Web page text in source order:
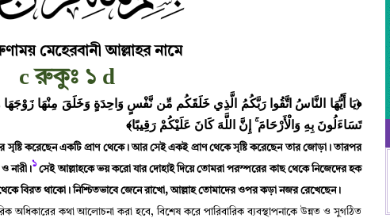
মেহেরবানী আল্লাহর নামে
c রুকুঃ ১ d
﴿يَا أَيُّهَا النَّاسُ اتَّقُوا رَبَّكُمُ الَّذِي خَلَقَكُم مِّن نَّفْسٍ وَاحِدَةٍ وَخَلَقَ مِنْهَا زَوْجَهَا
تَسَاءَلُونَ بِهِ وَالْأَرْحَامَ ۚ إِنَّ اللَّهَ كَانَ عَلَيْكُمْ رَقِيبًا﴾
সৃষ্টি করেছেন একটি প্রাণ থেকে।আর সেই একই প্রাণ থেকে সৃষ্টি করেছেন তার জোড়া।তারপর
নারী ।১ সেই আল্লাহকে ভয় করো যার দোহাই দিয়ে তোমরা পরস্পরের কাছ থেকে নিজেদের হক
বিরত থাকো ।নিশ্চিতভাবে জেনে রাখো,আল্লাহ তোমাদের ওপর কড়া নজর রেখেছেন।
অধিকারের কথা আলোচনা করা হবে,বিশেষ করে পারিবারিক ব্যবস্থাপনাকে উন্নত ও সুগঠিত